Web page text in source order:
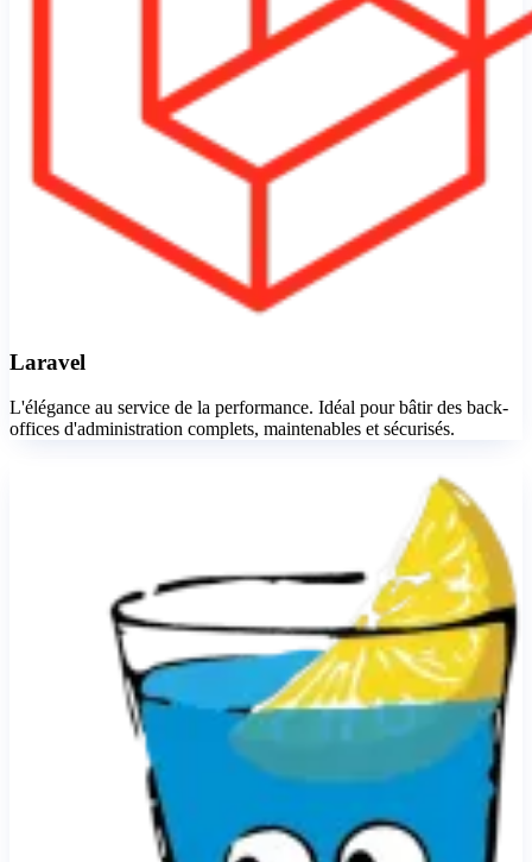
Laravel
L'élégance au service de la performance. Idéal pour bâtir des back-
offices d'administration complets, maintenables et sécurisés.